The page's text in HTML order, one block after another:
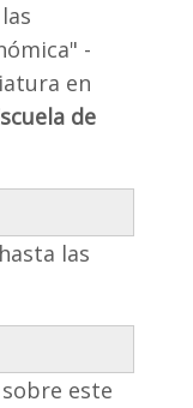
-
en
de
las
este